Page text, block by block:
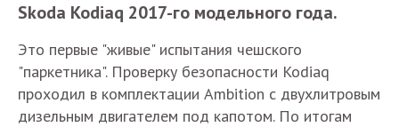
Skoda Kodiaq 2017-го модельного года.
Это первые "живые" испытания чешского
"паркетника". Проверку безопасности Kodiaq
проходил в комплектации Ambition с двухлитровым
дизельным двигателем под капотом. По итогам